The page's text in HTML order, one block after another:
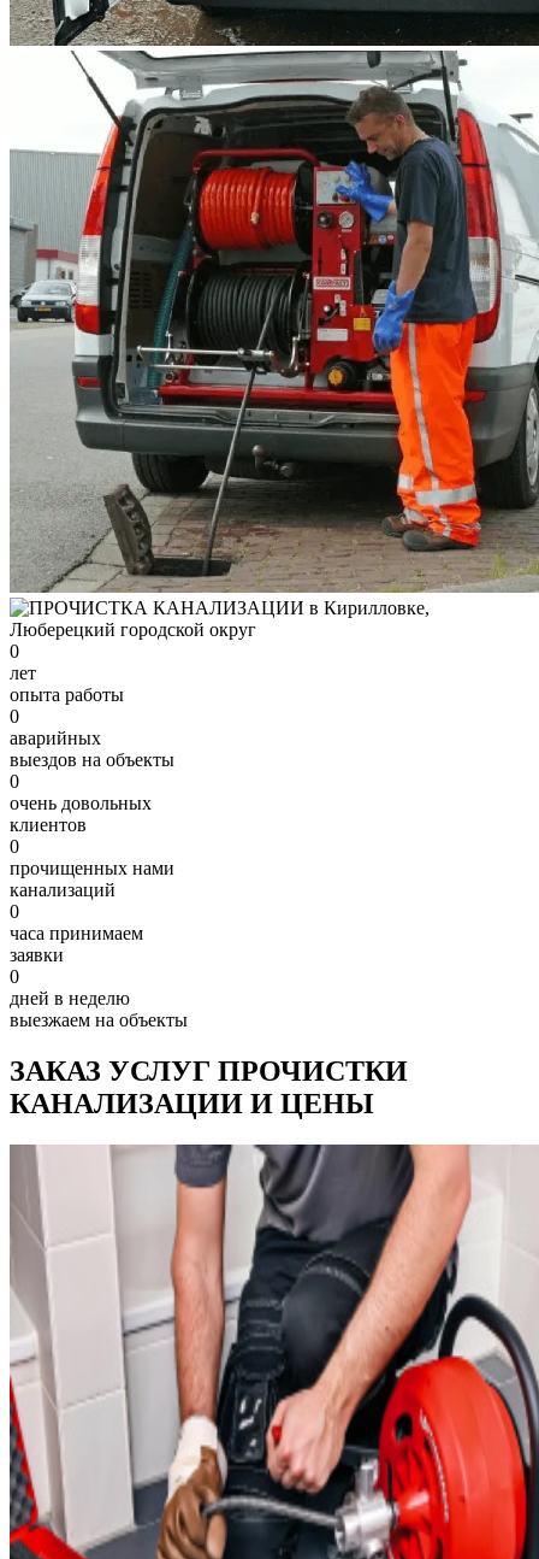
0
лет
опыта работы
0
аварийных
выездов на объекты
0
очень довольных
клиентов
0
прочищенных нами
канализаций
0
часа принимаем
заявки
0
дней в неделю
выезжаем на объекты
ЗАКАЗ УСЛУГ ПРОЧИСТКИ
КАНАЛИЗАЦИИ И ЦЕНЫ